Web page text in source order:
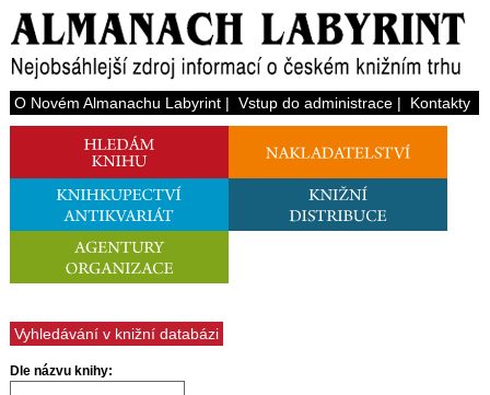
O Novém Almanachu Labyrint| Vstup do administrace| Kontakty
Vyhledávání v knižní databázi
Dle názvu knihy: